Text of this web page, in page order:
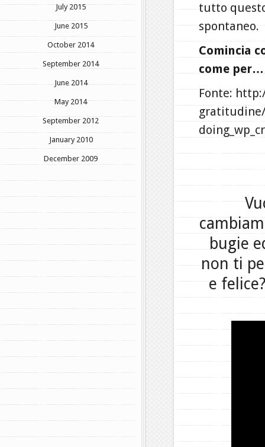
July 2015
June 2015
October 2014
September 2014
June 2014
May 2014
September 2012
January 2010
December 2009
tutto
spontaneo.
Comincia
come
Fonte:
bugie
non ti
e